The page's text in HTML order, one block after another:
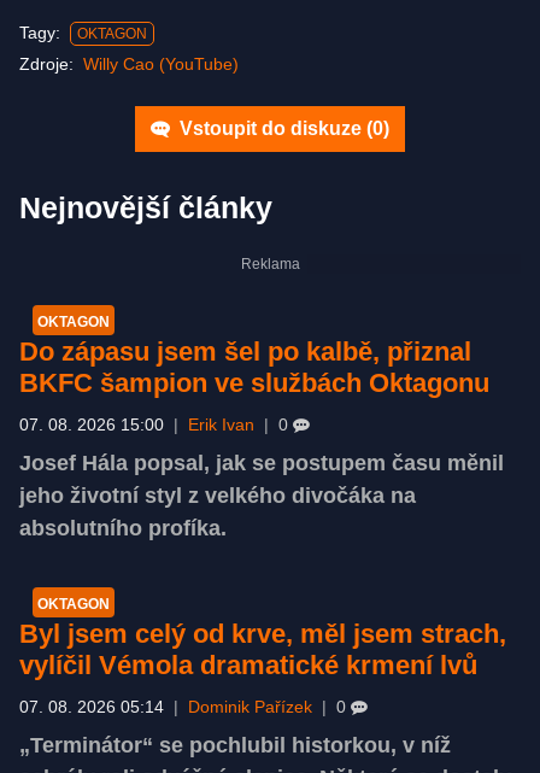
Tagy: OKTAGON
Zdroje: Willy Cao (YouTube)
Vstoupit do diskuze (0)
Nejnovější články
OKTAGON
Do zápasu jsem šel po kalbě, přiznal
BKFC šampion ve službách Oktagonu
07. 08. 2026 15:00 Erik Ivan 0
Josef Hála popsal, jak se postupem času měnil
jeho životní styl z velkého divočáka na
absolutního profíka.
OKTAGON
Byl jsem celý od krve, měl jsem strach,
vylíčil Vémola dramatické krmení lvů
07. 08. 2026 05:14 Dominik Pařízek 0
„Terminátor“ se pochlubil historkou, v níž